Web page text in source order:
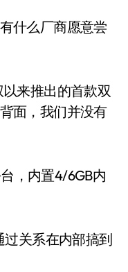
什么厂商愿意尝
来推出的首款双
面，我们并没有
，内置4/6GB内
关系在内部搞到